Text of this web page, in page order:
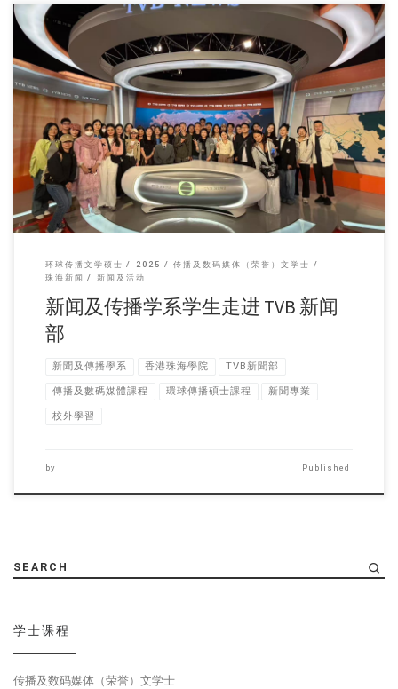
新闻及传播学系约 […]
环球传播文学硕士 2025
传播及数码媒体（荣誉）文学士
珠海新闻
新闻及活动
新闻及传播学系学生走进 TVB 新闻
部
新聞及傳播學系 香港珠海學院 TVB新聞部
傳播及數碼媒體課程 環球傳播碩士課程 新聞專業
校外學習
by Published
SEARCH
学士课程
传播及数码媒体（荣誉）文学士